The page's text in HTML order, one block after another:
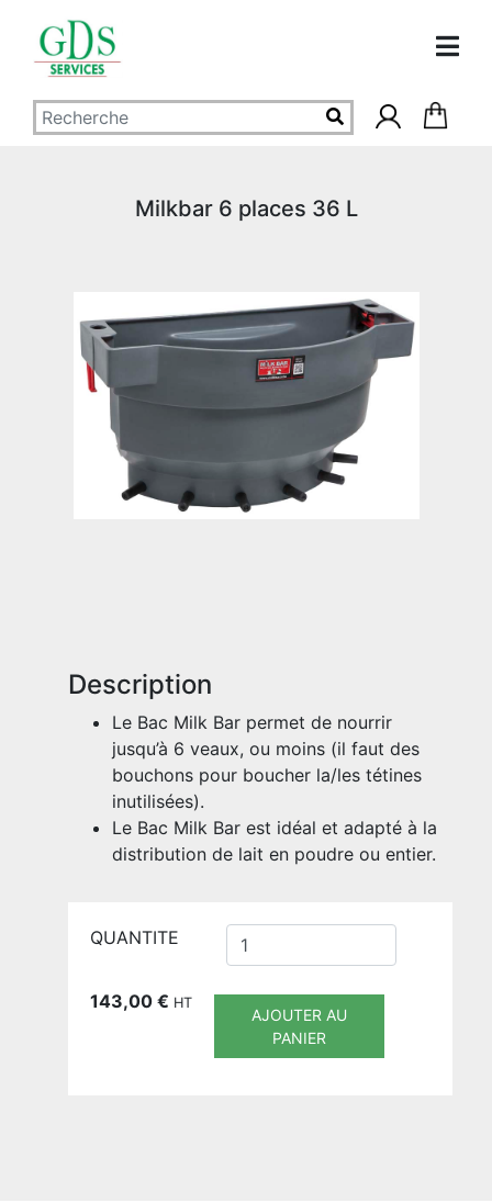
Milkbar 6 places 36 L
Description
Le Bac Milk Bar permet de nourrir
jusqu’à 6 veaux, ou moins (il faut des
bouchons pour boucher la/les tétines
inutilisées).
Le Bac Milk Bar est idéal et adapté à la
distribution de lait en poudre ou entier.
QUANTITE
143,00 € HT
AJOUTER AU
PANIER